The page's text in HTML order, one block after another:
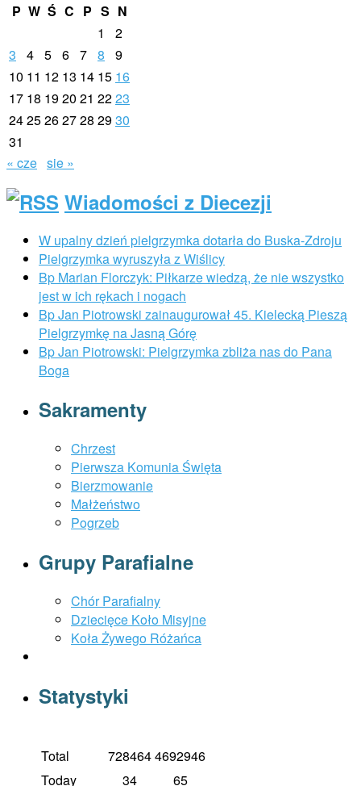
P W Ś C P S N
1
2
3
4 5 6 7 8
9
10 11 12 13 14 15 16
17 18 1920 21 2223
2425262728 2930
31
« cze sie »
Wiadomości z Diecezji
W upalny dzień pielgrzymka dotarła do Buska-Zdroju
Pielgrzymka wyruszyła z Wiślicy
Bp Marian Florczyk: Piłkarze wiedzą, że nie wszystko
jest w ich rękach i nogach
Bp Jan Piotrowski zainaugurował 45. Kielecką Pieszą
Pielgrzymkę na Jasną Górę
Bp Jan Piotrowski: Pielgrzymka zbliża nas do Pana
Boga
Sakramenty
Chrzest
Pierwsza Komunia Święta
Bierzmowanie
Małżeństwo
Pogrzeb
Grupy Parafialne
Chór Parafialny
Dziecięce Koło Misyjne
Koła Żywego Różańca
Statystyki
Total 7284644692946
Today
34
65